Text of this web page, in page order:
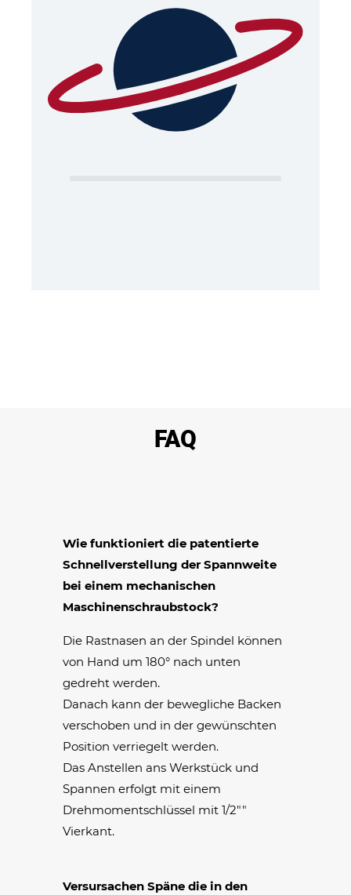
FAQ
Wie funktioniert die patentierte
Schnellverstellung der Spannweite
bei einem mechanischen
Maschinenschraubstock?
Die Rastnasen an der Spindel können
von Hand um 180° nach unten
gedreht werden.
Danach kann der bewegliche Backen
verschoben und in der gewünschten
Position verriegelt werden.
Das Anstellen ans Werkstück und
Spannen erfolgt mit einem
Drehmomentschlüssel mit 1/2""
Vierkant.
Versursachen Späne die in den